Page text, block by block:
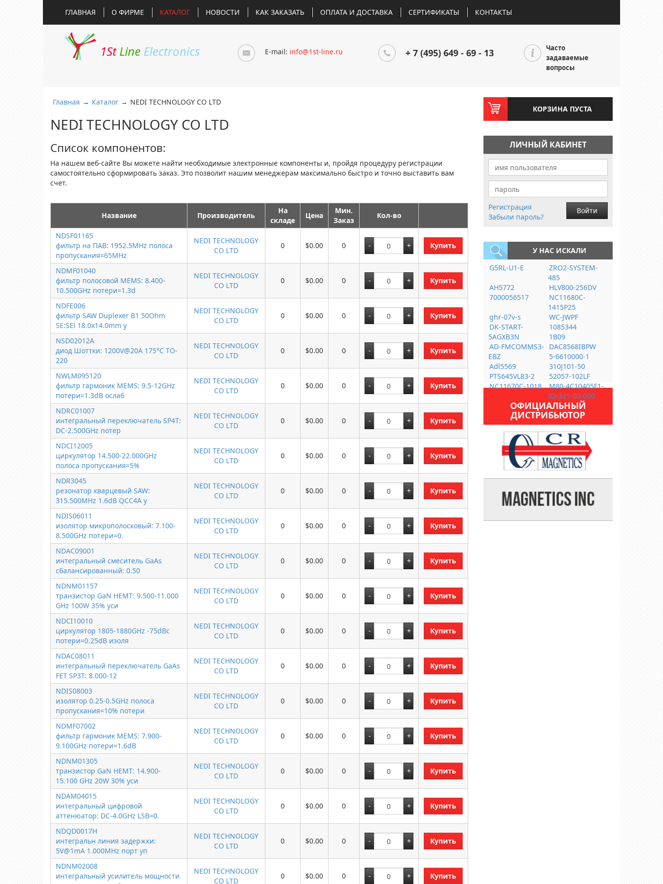
ГЛАВНАЯ О ФИРМЕ КАТАЛОГ НОВОСТИ КАК ЗАКАЗАТЬ ОПЛАТА И ДОСТАВКА СЕРТИФИКАТЫ КОНТАКТЫ
1St Line Electronics E-mail: info@1st-line.ru + 7 (495) 649 - 69 - 13
Часто
задаваемые
вопросы
Главная → Каталог → NEDI TECHNOLOGY CO LTD
NEDI TECHNOLOGY CO LTD
Список компонентов:
На нашем веб-сайте Вы можете найти необходимые электронные компоненты и, пройдя процедуру регистрации
самостоятельно сформировать заказ. Это позволит нашим менеджерам максимально быстро и точно выставить вам
счет.
Название Производитель
На
складе
Цена
Мин.
Заказ
Кол-во
NDSF01165
фильтр на ПАВ: 1952.5MHz полоса
пропускания=65MHz
NEDI TECHNOLOGY
CO LTD
0 $0.00 0 Купить
NDMF01040
фильтр полосовой MEMS: 8.400-
10.500GHz потери=1.3d
NEDI TECHNOLOGY
CO LTD
0 $0.00 0 Купить
NDFE006
фильтр SAW Duplexer B1 50Ohm
SE:SEl 18.0x14.0mm у
NEDI TECHNOLOGY
CO LTD
0 $0.00 0 Купить
NSD02012A
диод Шоттки: 1200V@20A 175°C TO-
220
NEDI TECHNOLOGY
CO LTD
0 $0.00 0 Купить
NWLM095120
фильтр гармоник MEMS: 9.5-12GHz
потери=1.3dB ослаб
NEDI TECHNOLOGY
CO LTD
0 $0.00 0 Купить
NDRC01007
интегральный переключатель SP4T:
DC-2.500GHz потер
NEDI TECHNOLOGY
CO LTD
0 $0.00 0 Купить
NDCI12005
циркулятор 14.500-22.000GHz
полоса пропускания=5%
NEDI TECHNOLOGY
CO LTD
0 $0.00 0 Купить
NDR3045
резонатор кварцевый SAW:
315.500MHz 1.6dB QCC4A у
NEDI TECHNOLOGY
CO LTD
0 $0.00 0 Купить
NDIS06011
изолятор микрополосковый: 7.100-
8.500GHz потери=0.
NEDI TECHNOLOGY
CO LTD
0 $0.00 0 Купить
NDAC09001
интегральный смеситель GaAs
сбалансированный: 0.50
NEDI TECHNOLOGY
CO LTD
0 $0.00 0 Купить
NDNM01157
транзистор GaN HEMT: 9.500-11.000
GHz 100W 35% уси
NEDI TECHNOLOGY
CO LTD
0 $0.00 0 Купить
NDCI10010
циркулятор 1805-1880GHz -75dBc
потери=0.25dB изоля
NEDI TECHNOLOGY
CO LTD
0 $0.00 0 Купить
NDAC08011
интегральный переключатель GaAs
FET SP3T: 8.000-12
NEDI TECHNOLOGY
CO LTD
0 $0.00 0 Купить
NDIS08003
изолятор 0.25-0.5GHz полоса
пропускания=10% потери
NEDI TECHNOLOGY
CO LTD
0 $0.00 0 Купить
NDMF07002
фильтр гармоник MEMS: 7.900-
9.100GHz потери=1.6dB
NEDI TECHNOLOGY
CO LTD
0 $0.00 0 Купить
NDNM01305
транзистор GaN HEMT: 14.900-
15.100 GHz 20W 30% уси
NEDI TECHNOLOGY
CO LTD
0 $0.00 0 Купить
NDAM04015
интегральный цифровой
аттенюатор: DC-4.0GHz LSB=0.
NEDI TECHNOLOGY
CO LTD
0 $0.00 0 Купить
NDQD0017H
интегральн линия задержки:
5V@1mA 1.000MHz порт уп
NEDI TECHNOLOGY
CO LTD
0 $0.00 0 Купить
NDNM02008
интегральный усилитель мощности
NEDI TECHNOLOGY
CO LTD
0 $0.00 0 Купить
КОРЗИНА ПУСТА
ЛИЧНЫЙ КАБИНЕТ
Регистрация
Забыли пароль?
Войти
У НАС ИСКАЛИ
G5RL-U1-E
ZRO2-SYSTEM-
485
AH5772
HLV800-256DV
7000056517
NC11680C-
1415P25
ghr-07v-s
WC-JWPF
DK-START-
5AGXB3N
1085344
1B09
AD-FMCOMMS3-
EBZ
DAC8568IBPW
5-6610000-1
Adl5569
310J101-50
PTS645VL83-2
52057-102LF
NC11670C-1018
M80-4C10405F1-
02-325-00-000
ОФИЦИАЛЬНЫЙ
ДИСТРИБЬЮТОР